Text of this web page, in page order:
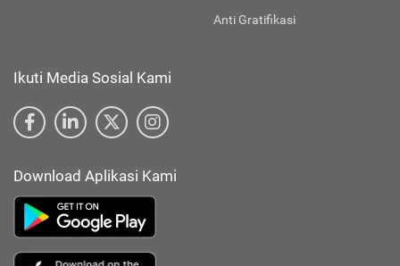
Anti Gratifikasi
Ikuti Media Sosial Kami
Download Aplikasi Kami